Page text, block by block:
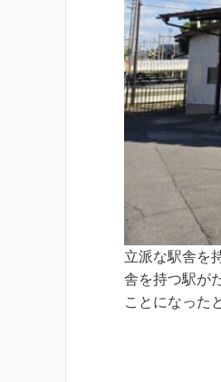
立派な駅舎を
舎を持つ駅が
ことになった